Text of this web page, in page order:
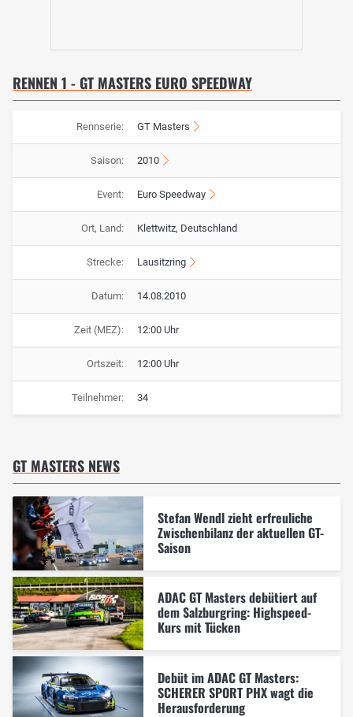
RENNEN 1 - GT MASTERS EURO SPEEDWAY
Rennserie: GT Masters
Saison: 2010
Event: Euro Speedway
Ort, Land: Klettwitz, Deutschland
Strecke: Lausitzring
Datum: 14.08.2010
Zeit (MEZ): 12:00 Uhr
Ortszeit: 12:00 Uhr
Teilnehmer: 34
GT MASTERS NEWS
Stefan Wendl zieht erfreuliche
Zwischenbilanz der aktuellen GT-
Saison
ADAC GT Masters debütiert auf
dem Salzburgring: Highspeed-
Kurs mit Tücken
Debüt im ADAC GT Masters:
SCHERER SPORT PHX wagt die
Herausforderung